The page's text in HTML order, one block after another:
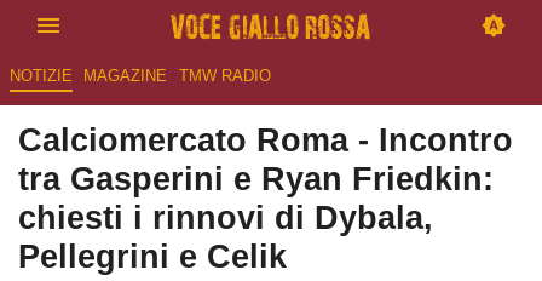
NOTIZIE MAGAZINE TMW RADIO
Calciomercato Roma - Incontro
tra Gasperini e Ryan Friedkin:
chiesti i rinnovi di Dybala,
Pellegrini e Celik